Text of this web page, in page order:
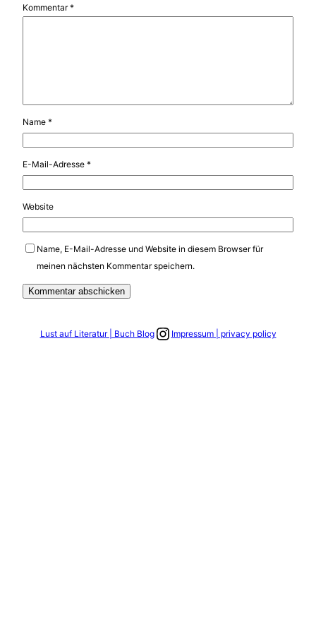
Kommentar*
Name *
E-Mail-Adresse *
Website
Name, E-Mail-Adresse und Website in diesem Browser für
meinen nächsten Kommentar speichern.
Lust auf Literatur | Buch BlogLink zum Instagram Account
Impressum | privacy policy